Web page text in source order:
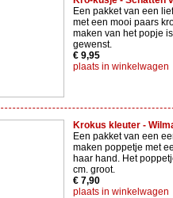
Een pakket van een
met een mooi paars
maken van het popje
gewenst.
€ 9,95
plaats in winkelwagen
Krokus kleuter -
Een pakket van een
maken poppetje met
haar hand. Het
cm. groot.
€ 7,90
plaats in winkelwagen